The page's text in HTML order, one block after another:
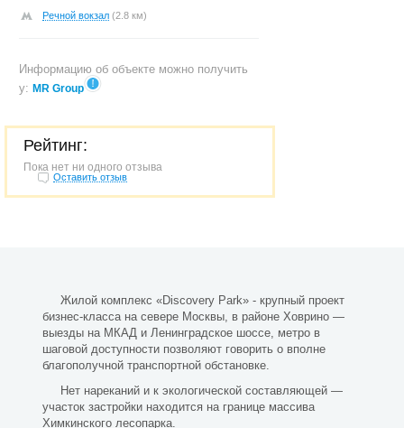
Речной вокзал (2.8 км)
Информацию об объекте можно получить
у: MR Group
Рейтинг:
Пока нет ни одного отзыва
Оставить отзыв
Жилой комплекс «Discovery Park» - крупный проект
бизнес-класса на севере Москвы, в районе Ховрино —
выезды на МКАД и Ленинградское шоссе, метро в
шаговой доступности позволяют говорить о вполне
благополучной транспортной обстановке.
Нет нареканий и к экологической составляющей —
участок застройки находится на границе массива
Химкинского лесопарка.